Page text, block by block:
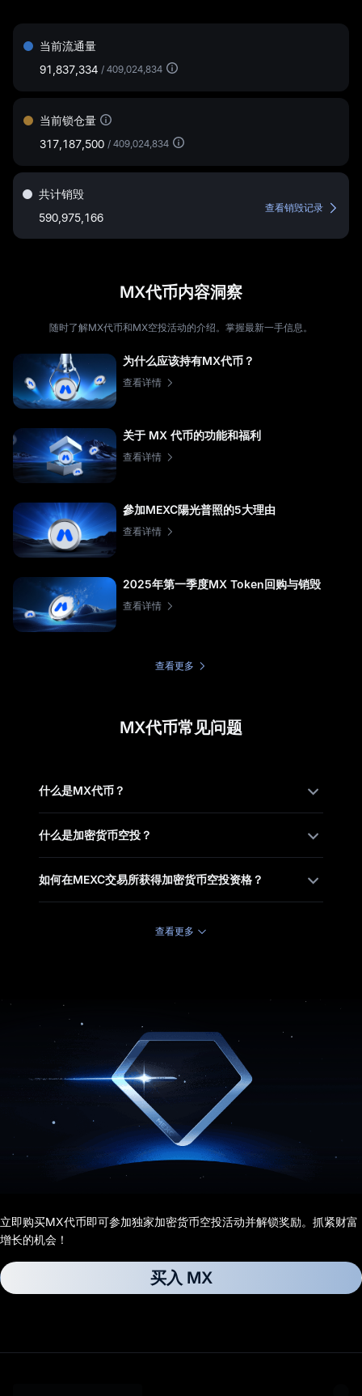
当前流通量
91,837,334 / 409,024,834
当前锁仓量
317,187,500 / 409,024,834
共计销毁
590,975,166
查看销毁记录
MX代币内容洞察
随时了解MX代币和MX空投活动的介绍。掌握最新一手信息。
为什么应该持有MX代币？
查看详情
关于 MX 代币的功能和福利
查看详情
參加MEXC陽光普照的5大理由
查看详情
2025年第一季度MX Token回购与销毁
查看详情
查看更多
MX代币常见问题
什么是MX代币？
什么是加密货币空投？
如何在MEXC交易所获得加密货币空投资格？
查看更多
立即购买MX代币即可参加独家加密货币空投活动并解锁奖励。抓紧财富
增长的机会！
买入 MX